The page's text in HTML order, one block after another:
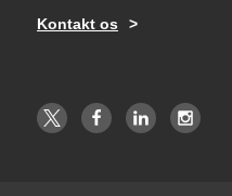
Kontakt os